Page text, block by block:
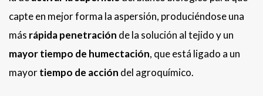
capte en mejor forma la aspersión, produciéndose una
más rápida penetración de la solución al tejido y un
mayor tiempo de humectación, que está ligado a un
mayortiempo de acción del agroquímico.